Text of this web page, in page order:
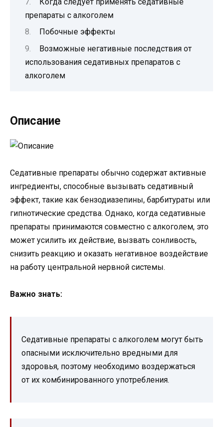
препараты с алкоголем
Побочные эффекты
Возможные негативные последствия от
использования седативных препаратов с
алкоголем
Описание
Седативные препараты обычно содержат активные
ингредиенты, способные вызывать седативный
эффект, такие как бензодиазепины, барбитураты или
гипнотические средства. Однако, когда седативные
препараты принимаются совместно с алкоголем, это
может усилить их действие, вызвать сонливость,
снизить реакцию и оказать негативное воздействие
на работу центральной нервной системы.
Важно знать:
Седативные препараты с алкоголем могут быть
опасными исключительно вредными для
здоровья, поэтому необходимо воздержаться
от их комбинированного употребления.